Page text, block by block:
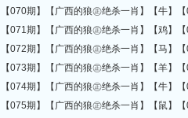
【070期】【广西的狼㊣绝杀一肖】【牛】
【071期】【广西的狼㊣绝杀一肖】【鸡】
【072期】【广西的狼㊣绝杀一肖】【马】
【073期】【广西的狼㊣绝杀一肖】【羊】
【074期】【广西的狼㊣绝杀一肖】【牛】
【075期】【广西的狼㊣绝杀一肖】【鼠】